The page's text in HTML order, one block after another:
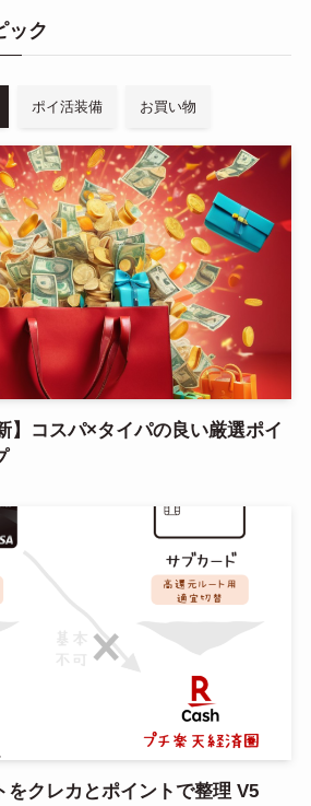
ック
ポイ活装備 お買い物
】コスパ×タイパの良い厳選ポイ
をクレカとポイントで整理 V5